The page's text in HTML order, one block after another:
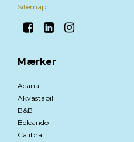
Sitemap
Mærker
Acana
Akvastabil
B&B
Belcando
Calibra